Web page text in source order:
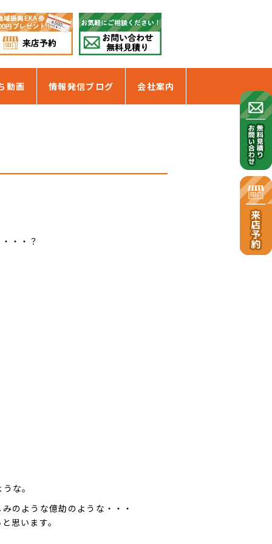
動画 情報発信ブログ 会社案内
・・？
な。
のような億劫のような・・・
思います。